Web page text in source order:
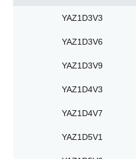
YAZ1D3V3
YAZ1D3V6
YAZ1D3V9
YAZ1D4V3
YAZ1D4V7
YAZ1D5V1